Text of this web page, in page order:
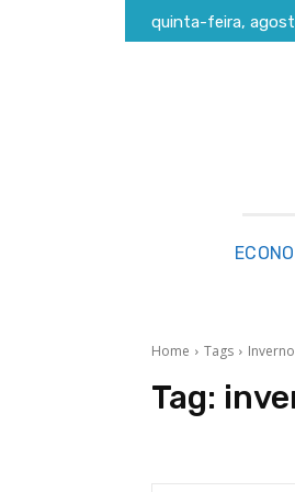
quinta-feira,
Home Tags
Tag: